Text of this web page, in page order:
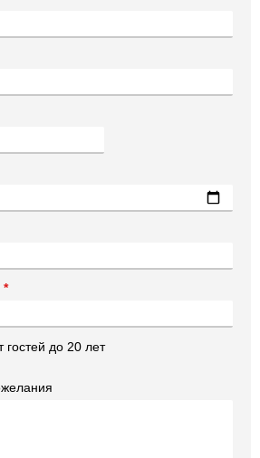
*
гостей до 20 лет